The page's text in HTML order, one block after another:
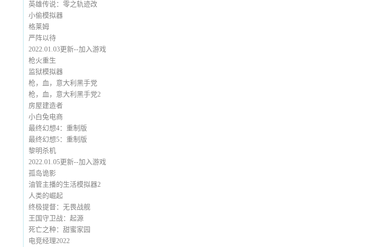
英雄传说：零之轨迹改
小偷模拟器
格莱姆
严阵以待
2022.01.03更新--加入游戏
枪火重生
监狱模拟器
枪，血，意大利黑手党
枪，血，意大利黑手党2
房屋建造者
小白兔电商
最终幻想4：重制版
最终幻想5：重制版
黎明杀机
2022.01.05更新--加入游戏
孤岛诡影
油管主播的生活模拟器2
人类的崛起
终极提督：无畏战舰
王国守卫战：起源
死亡之种：甜蜜家园
电竞经理2022